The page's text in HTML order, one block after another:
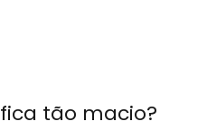
tão macio?